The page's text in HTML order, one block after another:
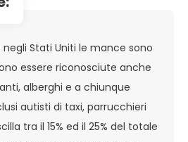
Stati Uniti le mance sono
essere riconosciute anche
alberghi e a chiunque
autisti di taxi, parrucchieri
tra il 15% ed il 25% del totale